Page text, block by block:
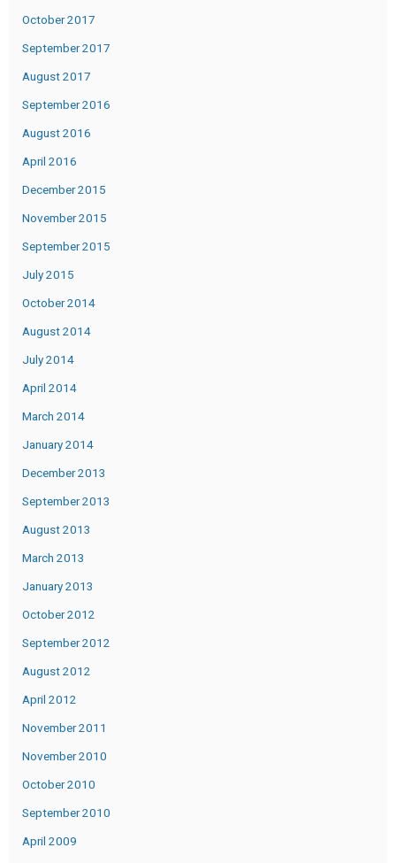
October 2017
September 2017
August 2017
September 2016
August 2016
April 2016
December 2015
November 2015
September 2015
July 2015
October 2014
August 2014
July 2014
April 2014
March 2014
January 2014
December 2013
September 2013
August 2013
March 2013
January 2013
October 2012
September 2012
August 2012
April 2012
November 2011
November 2010
October 2010
September 2010
April 2009